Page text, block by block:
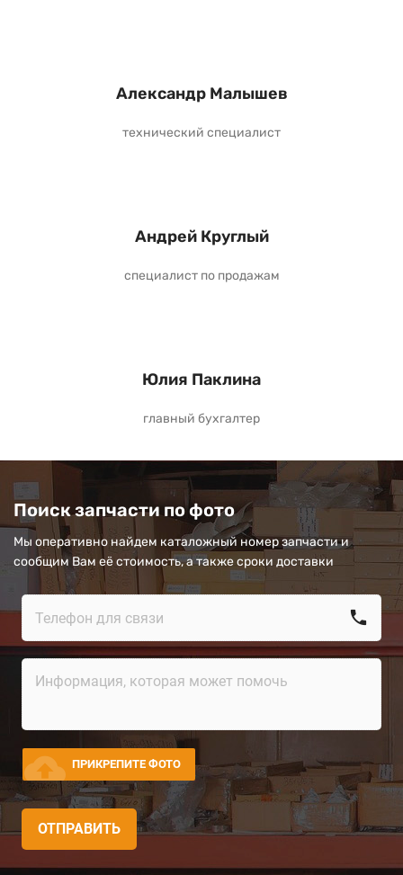
Александр Малышев
технический специалист
Андрей Круглый
специалист по продажам
Юлия Паклина
главный бухгалтер
Поиск запчасти по фото
Мы оперативно найдем каталожный номер запчасти и
сообщим Вам её стоимость, а также сроки доставки
call
cloud_upload ПРИКРЕПИТЕ ФОТО
ОТПРАВИТЬ